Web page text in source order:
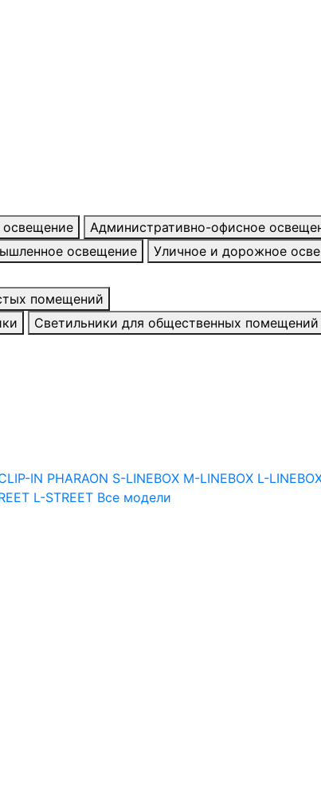
освещение
Административно-офисное
освещение
Уличное и дорожное
помещений
Светильники для общественных помещений
IN PHARAON S-LINEBOX M-LINEBOX L-
L-STREET Все модели